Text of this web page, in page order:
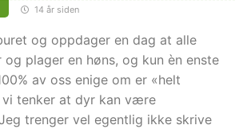
14 år siden
og oppdager en dag at alle
og plager en høns, og kun èn enste
av oss enige om er «helt
tenker at dyr kan være
trenger vel egentlig ikke skrive